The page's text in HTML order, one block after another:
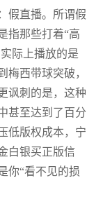
假直播。所谓假
指那些打着“高
际上播放的是
梅西带球突破，
讽刺的是，这种
甚至达到了百分
低版权成本，宁
白银买正版信
你“看不见的损